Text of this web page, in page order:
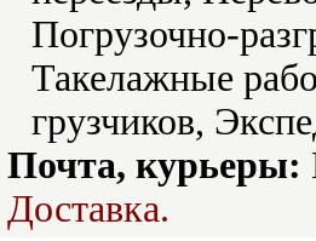
Погрузочно-
Такелажные
грузчиков,
Почта, курьеры:
Доставка.